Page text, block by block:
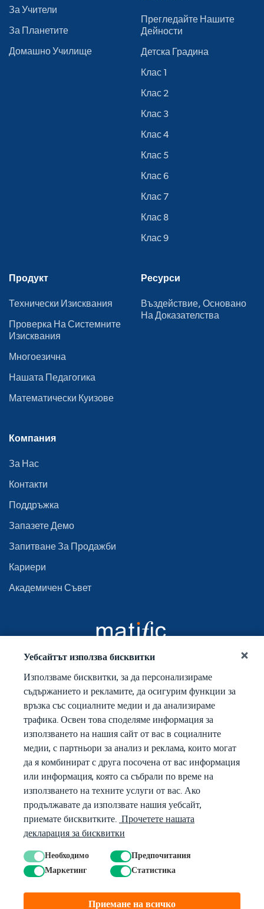
Уебсайтът използва бисквитки
Използваме бисквитки, за да персонализираме
съдържанието и рекламите, да осигурим функции за
връзка със социалните медии и да анализираме
трафика. Освен това споделяме информация за
използването на нашия сайт от вас в социалните
медии, с партньори за анализ и реклама, които могат
да я комбинират с друга посочена от вас информация
или информация, която са събрали по време на
използването на техните услуги от вас. Ако
продължавате да използвате нашия уебсайт,
приемате бисквитките.Прочетете нашата
декларация за бисквитки
Необходимо
Предпочитания
Маркетинг
Статистика
Приемане на всичко
За Учители
За Планетите
Домашно Училище
Прегледайте Нашите
Дейности
Детска Градина
Клас 1
Клас 2
Клас 3
Клас 4
Клас 5
Клас 6
Клас 7
Клас 8
Клас 9
Продукт
Технически Изисквания
Проверка На Системните
Изисквания
Многоезична
Нашата Педагогика
Математически Куизове
Ресурси
Въздействие, Основано
На Доказателства
Компания
За Нас
Контакти
Поддръжка
Запазете Демо
Запитване За Продажби
Кариери
Академичен Съвет
© 2026 Матифик. Всички права запазени.
Поверителност Условия